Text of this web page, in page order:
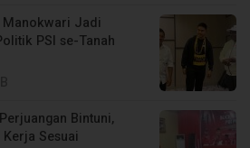
Manokwari Jadi
PSI se-Tanah
Bintuni,
Sesuai